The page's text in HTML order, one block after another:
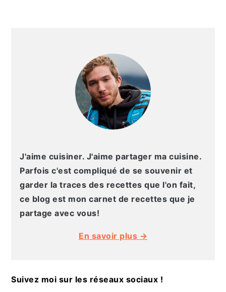
PRINCIPALE
J'aime cuisiner. J'aime partager ma cuisine.
Parfois c'est compliqué de se souvenir et
garder la traces des recettes que l'on fait,
ce blog est mon carnet de recettes que je
partage avec vous!
En savoir plus →
Suivez moi sur les réseaux sociaux !